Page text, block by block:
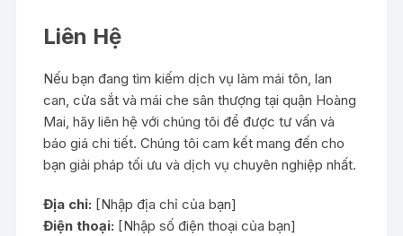
Liên Hệ
Nếu bạn đang tìm kiếm dịch vụ làm mái tôn, lan
can, cửa sắt và mái che sân thượng tại quận Hoàng
Mai, hãy liên hệ với chúng tôi để được tư vấn và
báo giá chi tiết. Chúng tôi cam kết mang đến cho
bạn giải pháp tối ưu và dịch vụ chuyên nghiệp nhất.
Địa chỉ: [Nhập địa chỉ của bạn]
Điện thoại: [Nhập số điện thoại của bạn]